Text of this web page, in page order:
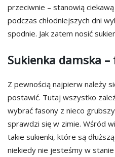
przeciwnie – stanowią
podczas chłodniejszych dni
spodnie. Jak zatem nosić
Sukienka damska –
Z pewnością najpierw należy
postawić. Tutaj wszystko
wybrać fasony z nieco
sprawdzi się w zimie. Wśród
takie sukienki, które są
niekiedy nie jesteśmy w